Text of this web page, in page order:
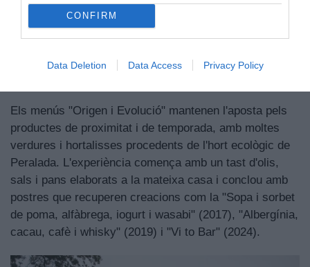
CONFIRM
Data Deletion Data Access Privacy Policy
de Sagristà i representa la continuïtat d'una filosofia
que combina tradició, tècnica i voluntat constant
del temps [...] Tots formen part de la nostra memòria i
Els menús "Origen i Evolució" mantenen l'aposta pels
productes de proximitat i de temporada, amb moltes
verdures i hortalisses procedents de l'hort ecològic de
Peralada. L'experiència comença amb un tast d'olis,
sals i pans elaborats a la mateixa casa i conclou amb
postres que recuperen creacions com la "Sopa i sorbet
de poma, alfàbrega, iogurt i wasabi" (2017), "Albergínia,
cacau, cafè i whisky" (2019) i "Vi to Bar" (2024).